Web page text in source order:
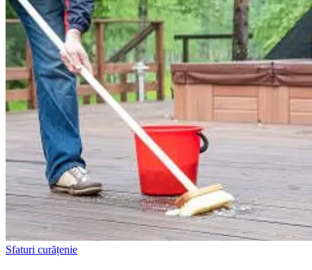
Sfaturi curățenie